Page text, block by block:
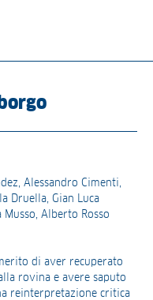
Alessandro Cimenti,
Druella, Gian Luca
Alberto Rosso
di aver recuperato
rovina e avere saputo
reinterpretazione critica